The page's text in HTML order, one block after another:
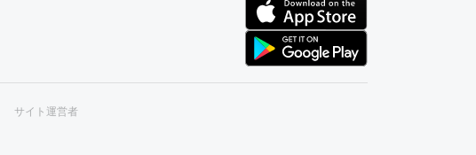
サイト運営者